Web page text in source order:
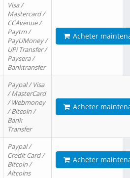
Visa /
Mastercard /
CCAvenue /
Paytm /
PayUMoney /
UPi Transfer /
Paysera /
Banktransfer
Acheter
Paypal / Visa
/ MasterCard
/ Webmoney
/ Bitcoin /
Bank
Transfer
Acheter
Paypal /
Credit Card /
Bitcoin /
Altcoins
Acheter